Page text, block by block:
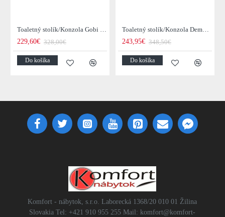
Toaletný stolík/Konzola Gobi 22-25 Mango drevo
229,60€ 328,00€
Do košíka
Toaletný stolík/Konzola Demn 21-18 Acacia drevo
243,95€ 348,50€
Do košíka
Komfort - nábytok, s.r.o. Laborecká 1368/20 010 01 Žilina
Slovakia Tel: +421 910 955 255 Mail: komfort@komfort-